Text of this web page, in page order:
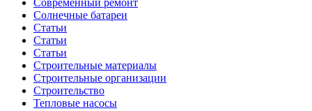
Современный ремонт
Солнечные батареи
Статьи
Статьи
Статьи
Строительные материалы
Строительные организации
Строительство
Тепловые насосы